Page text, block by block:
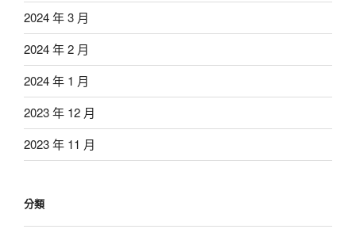
2024 年 3 月
2024 年 2 月
2024 年 1 月
2023 年 12 月
2023 年 11 月
分類